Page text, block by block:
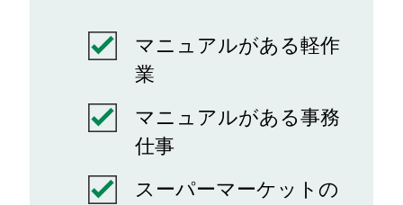
マニュアルがある軽作
業
マニュアルがある事務
仕事
スーパーマーケットの